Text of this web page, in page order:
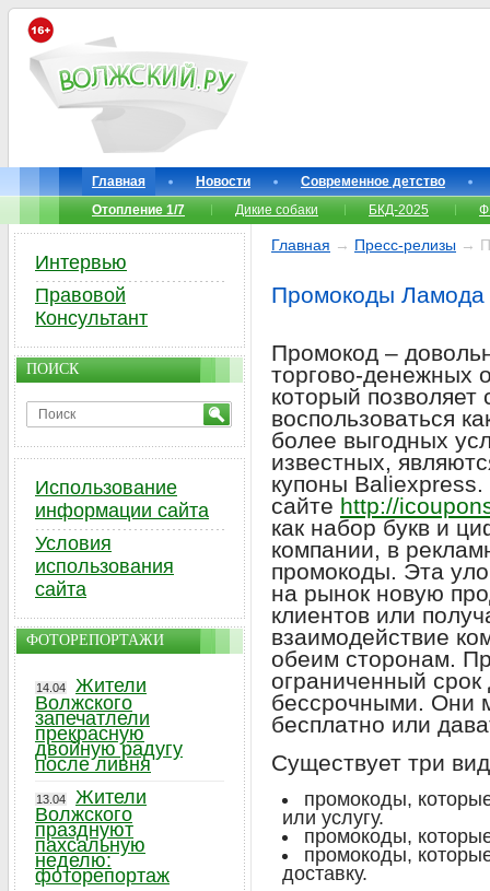
Главная Новости
Современное детство
Отопление 1/7
Дикие собаки БКД-2025
Главная → Пресс-релизы →
Промокоды Ламода
Промокод –
торгово-денежных
который позволяет
воспользоваться
более выгодных
известных,
купоны
сайте http://
как набор букв и
компании, в
промокоды. Эта
на рынок новую
клиентов или
взаимодействие
обеим сторонам.
ограниченный срок
бессрочными. Они
бесплатно или
Существует три
промокоды,
или услугу.
промокоды,
промокоды,
доставку.
Интервью
Правовой
Консультант
ПОИСК
Использование
информации сайта
Условия
использования
сайта
ФОТОРЕПОРТАЖИ
14.04
Жители
Волжского
запечатлели
прекрасную
двойную радугу
после ливня
13.04
Жители
Волжского
празднуют
пахсальную
неделю:
фоторепортаж